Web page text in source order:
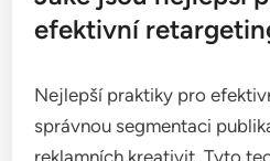
skutečné konverze.
retargeting se mohou
Pro zvýšení konverzního